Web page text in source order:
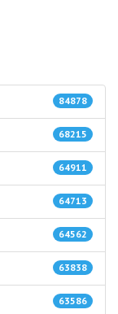
84878
68215
64911
64713
64562
63838
63586